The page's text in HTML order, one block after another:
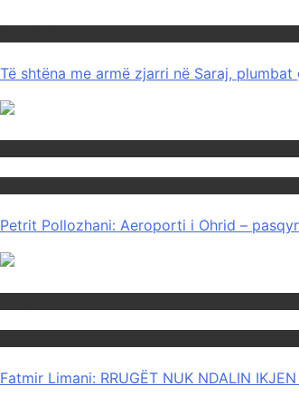
Të shtëna me armë zjarri në Saraj,
Petrit Pollozhani: Aeroporti i Ohrid –
Fatmir Limani: RRUGËT NUK NDALIN